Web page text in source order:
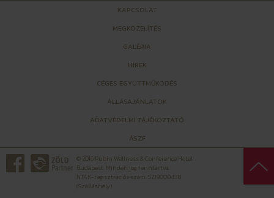
KAPCSOLAT
MEGKÖZELÍTÉS
GALÉRIA
HÍREK
CÉGES EGYÜTTMŰKÖDÉS
ÁLLÁSAJÁNLATOK
ADATVÉDELMI TÁJÉKOZTATÓ
ÁSZF
© 2016 Rubin Wellness & Conference Hotel
Budapest. Minden jog fenntartva.
NTAK-regisztrációs szám: SZ19000438
(Szálláshely)